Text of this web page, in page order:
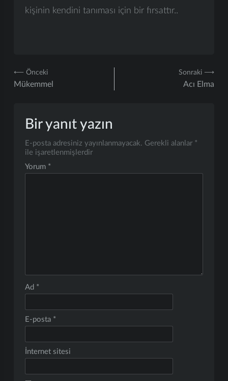
kişinin kendini tanıması için bir fırsattır..
Yazı
⟵ Önceki
Mükemmel
Sonraki ⟶
Acı Elma
Bir yanıt yazın
E-posta adresiniz yayınlanmayacak. Gerekli alanlar *
ile işaretlenmişlerdir
Yorum *
Ad *
E-posta *
İnternet sitesi